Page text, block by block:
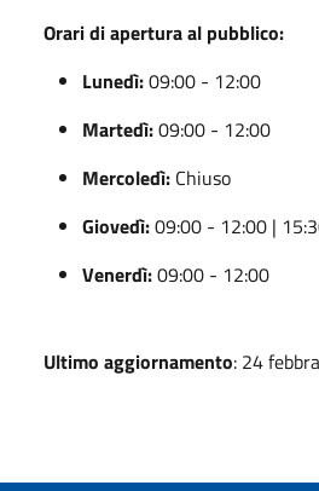
Orari di apertura al pubblico:
Lunedì:09:00 - 12:00
Martedì:09:00 - 12:00
Mercoledì: Chiuso
Giovedì:09:00 - 12:00 |
Venerdì:09:00 - 12:00
Ultimo aggiornamento: 24